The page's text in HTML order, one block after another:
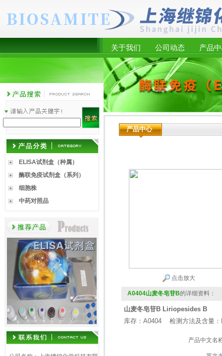
关于我们 公司动态 产品
ELISA试剂盒（种属）
酶联免疫试剂盒（系列）
细胞株
中药对照品
产品中心
点击放大
A0404山麦冬皂苷B的详细资料：
山麦冬皂苷B Liriopesides B
库存：A0404 检测方法及含量
产品中文名